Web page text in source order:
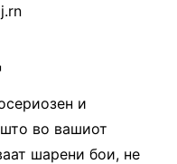
и
во вашиот
шарени бои, не